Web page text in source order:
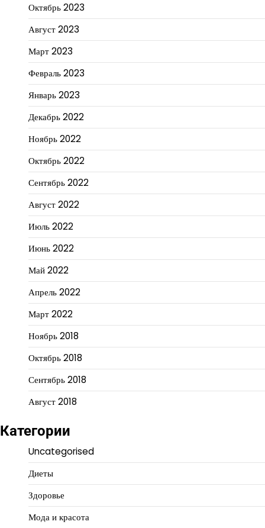
Октябрь 2023
Август 2023
Март 2023
Февраль 2023
Январь 2023
Декабрь 2022
Ноябрь 2022
Октябрь 2022
Сентябрь 2022
Август 2022
Июль 2022
Июнь 2022
Май 2022
Апрель 2022
Март 2022
Ноябрь 2018
Октябрь 2018
Сентябрь 2018
Август 2018
Категории
Uncategorised
Диеты
Здоровье
Мода и красота